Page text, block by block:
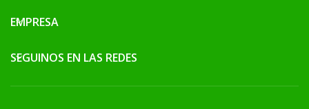
EMPRESA
SEGUINOS EN LAS REDES